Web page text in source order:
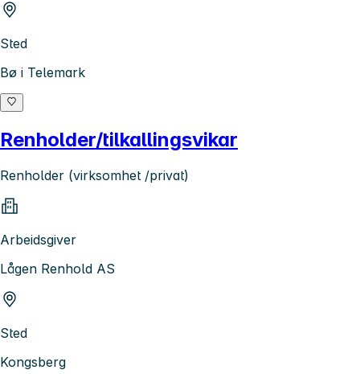
Sted
Bø i Telemark
Renholder/tilkallingsvikar
Renholder (virksomhet /privat)
Arbeidsgiver
Lågen Renhold AS
Sted
Kongsberg